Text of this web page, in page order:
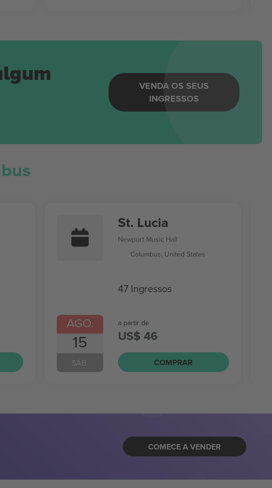
VENDA OS SEUS
INGRESSOS
AGO.
15
SÁB.
St. Lucia
Newport Music Hall
Columbus, United States
47 Ingressos
a partir de
US$ 46
COMPRAR
COMECE A VENDER